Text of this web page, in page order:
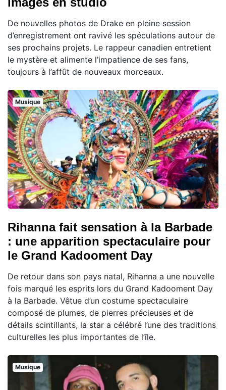
De nouvelles photos de Drake en pleine session
d’enregistrement ont ravivé les spéculations autour de
ses prochains projets. Le rappeur canadien entretient
le mystère et alimente l’impatience de ses fans,
toujours à l’affût de nouveaux morceaux.
Musique
Rihanna fait sensation à la Barbade
: une apparition spectaculaire pour
le Grand Kadooment Day
De retour dans son pays natal, Rihanna a une nouvelle
fois marqué les esprits lors du Grand Kadooment Day
à la Barbade. Vêtue d’un costume spectaculaire
composé de plumes, de pierres précieuses et de
détails scintillants, la star a célébré l’une des traditions
culturelles les plus importantes de l’île.
Musique